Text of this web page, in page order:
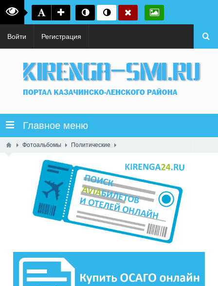
Войти Регистрация
Главное меню
Фотоальбомы Политические